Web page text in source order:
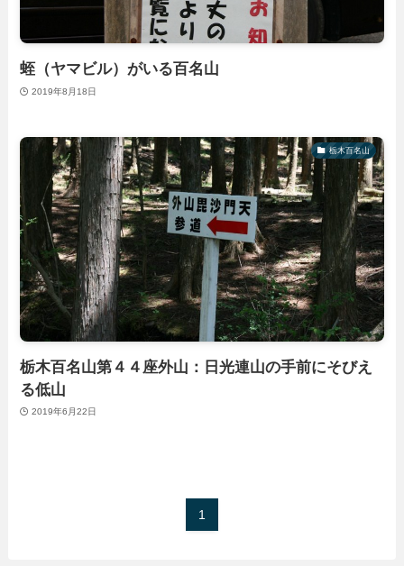
蛭（ヤマビル）がいる百名山
2019年8月18日
栃木百名山
栃木百名山第４４座外山：日光連山の手前にそびえ
る低山
2019年6月22日
1